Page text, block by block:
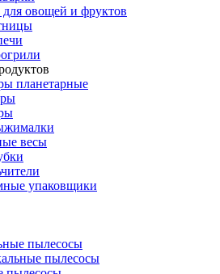
овощей и фруктов
планетарные
весы
упаковщики
пылесосы
пылесосы